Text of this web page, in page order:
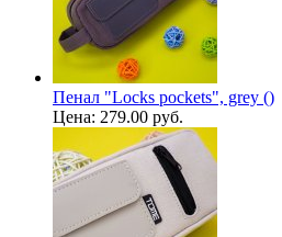
Пенал "Locks pockets", grey ()
Цена: 279.00 руб.